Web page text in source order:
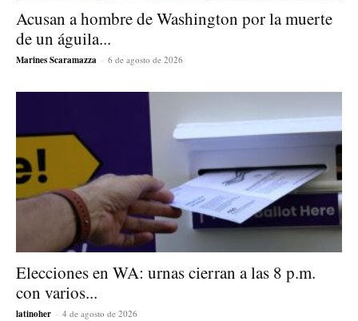
Acusan a hombre de Washington por la muerte
de un águila...
Marines Scaramazza - 6 de agosto de 2026
Elecciones en WA: urnas cierran a las 8 p.m.
con varios...
latinoher - 4 de agosto de 2026